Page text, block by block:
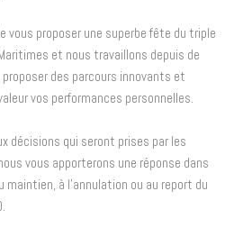
vous proposer une superbe fête du triple
et nous travaillons depuis de
des parcours innovants et
vos performances personnelles.
décisions qui seront prises par les
vous apporterons une réponse dans
à l’annulation ou au report du
.